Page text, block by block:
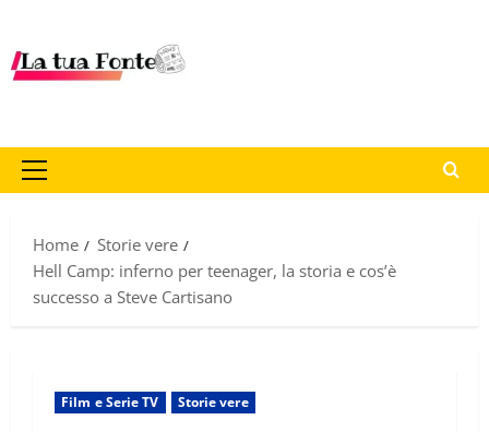
Home
Storie vere
Hell Camp: inferno per teenager, la storia e cos’è
successo a Steve Cartisano
Film e Serie TV Storie vere